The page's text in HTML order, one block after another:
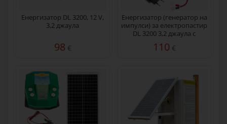
Енергизатор DL 3200, 12 V,
3,2 джаула
98 €
Енергизатор (генератор на
импулси) за електропастир
DL 3200 3,2 джаула с
мрежов адаптер 230/12 V
110 €